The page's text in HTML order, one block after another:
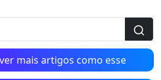
mais artigos como esse